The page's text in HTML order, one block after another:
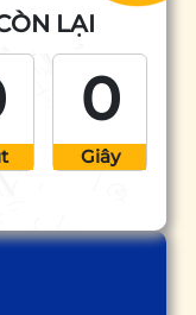
LẠI
0
Giây